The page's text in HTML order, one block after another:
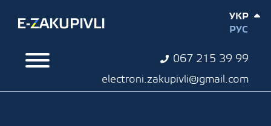
067 215 39 99
electroni.zakupivli@gmail.com
УКР
РУС